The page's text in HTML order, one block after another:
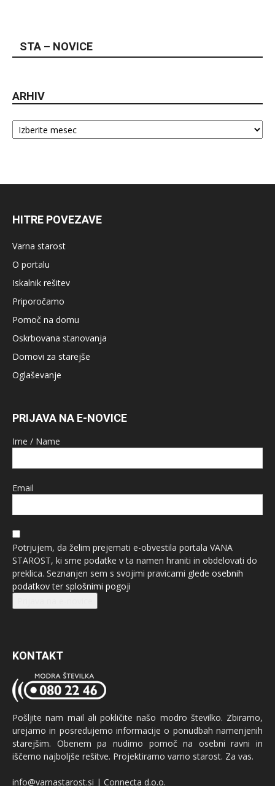
STA – NOVICE
ARHIV
Arhiv
HITRE POVEZAVE
Varna starost
O portalu
Iskalnik rešitev
Priporočamo
Pomoč na domu
Oskrbovana stanovanja
Domovi za starejše
Oglaševanje
PRIJAVA NA E-NOVICE
Ime / Name
Email
Potrjujem, da želim prejemati e-obvestila portala VANA
STAROST, ki sme podatke v ta namen hraniti in obdelovati do
preklica. Seznanjen sem s svojimi pravicami glede osebnih
podatkovter splošnimi pogoji
KONTAKT
Pošljite nam mail ali pokličite našo modro številko. Zbiramo,
urejamo in posredujemo informacije o ponudbah namenjenih
starejšim. Obenem pa nudimo pomoč na osebni ravni in
iščemo najboljše rešitve. Projektiramo varno starost. Za vas.
info@varnastarost.si | Connecta d.o.o.